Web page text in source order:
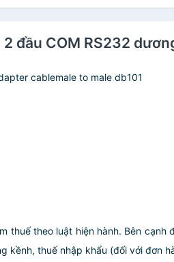
đầu COM RS232
cablemale to male db101
thuế theo luật hiện hành. Bên
kềnh, thuế nhập khẩu (đối với đơn